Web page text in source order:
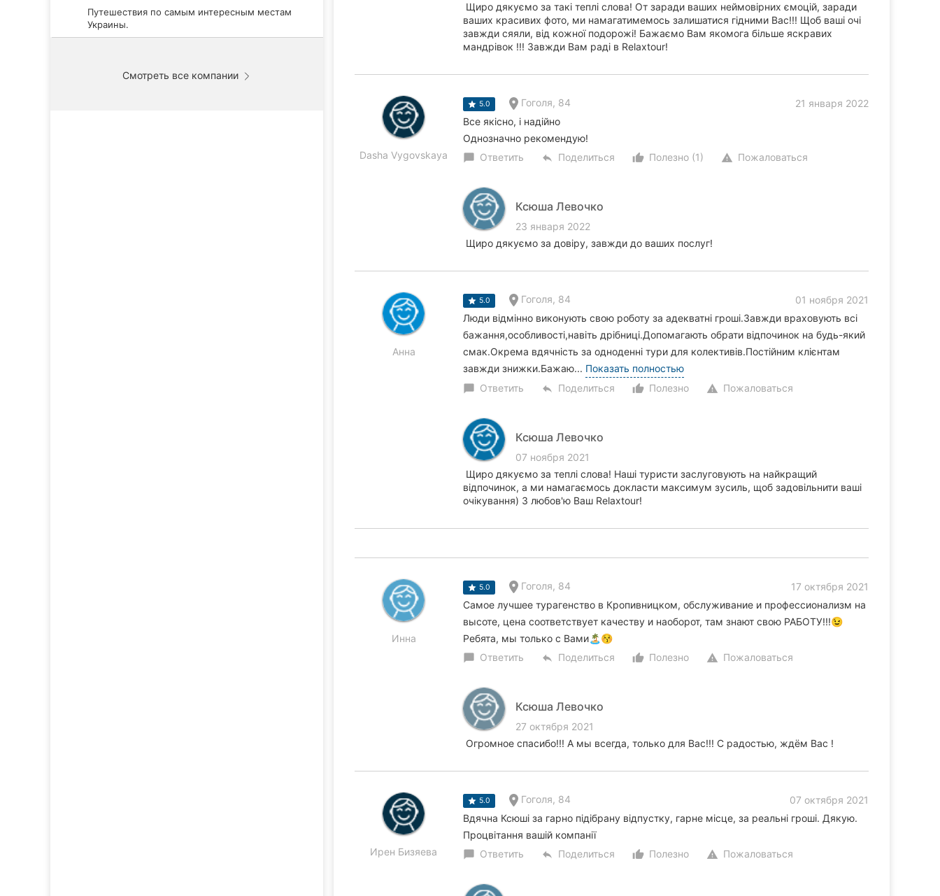
Путешествия по самым интересным местам
Украины.
Смотреть все компании
Щиро дякуємо за такі теплі слова! От заради ваших неймовірних ємоцій, заради
ваших красивих фото, ми намагатимемось залишатися гідними Вас!!! Щоб ваші очі
завжди сяяли, від кожної подорожі! Бажаємо Вам якомога більше яскравих
мандрівок !!! Завжди Вам раді в Relaxtour!
Dasha Vygovskaya
5.0 Гоголя, 84
21 января 2022
Все якісно, і надійно
Однозначно рекомендую!
chat_bubble Ответить reply Поделиться thumb_up_alt
Полезно (1) warning Пожаловаться
Ксюша Левочко
23 января 2022
Щиро дякуємо за довіру, завжди до ваших послуг!
Анна
5.0 Гоголя, 84
01 ноября 2021
Люди відмінно виконують свою роботу за адекватні гроші.Завжди враховують всі
бажання,особливості,навіть дрібниці.Допомагають обрати відпочинок на будь-який
смак.Окрема вдячність за одноденні тури для колективів.Постійним клієнтам
завжди знижки.Бажаю... Показать полностью
chat_bubble Ответить reply Поделиться thumb_up_alt
Полезно warning Пожаловаться
Ксюша Левочко
07 ноября 2021
Щиро дякуємо за теплі слова! Наші туристи заслуговують на найкращий
відпочинок, а ми намагаємось докласти максимум зусиль, щоб задовільнити ваші
очікування) З любов'ю Ваш Relaxtour!
Инна
5.0 Гоголя, 84
17 октября 2021
Самое лучшее турагенство в Кропивницком, обслуживание и профессионализм на
высоте, цена соответствует качеству и наоборот, там знают свою РАБОТУ!!!😉
Ребята, мы только с Вами🏝😚
chat_bubble Ответить reply Поделиться thumb_up_alt
Полезно warning Пожаловаться
Ксюша Левочко
27 октября 2021
Огромное спасибо!!! А мы всегда, только для Вас!!! С радостью, ждём Вас !
Ирен Бизяева
5.0 Гоголя, 84
07 октября 2021
Вдячна Ксюші за гарно підібрану відпустку, гарне місце, за реальні гроші. Дякую.
Процвітання вашій компанії
chat_bubble Ответить reply Поделиться thumb_up_alt
Полезно warning Пожаловаться